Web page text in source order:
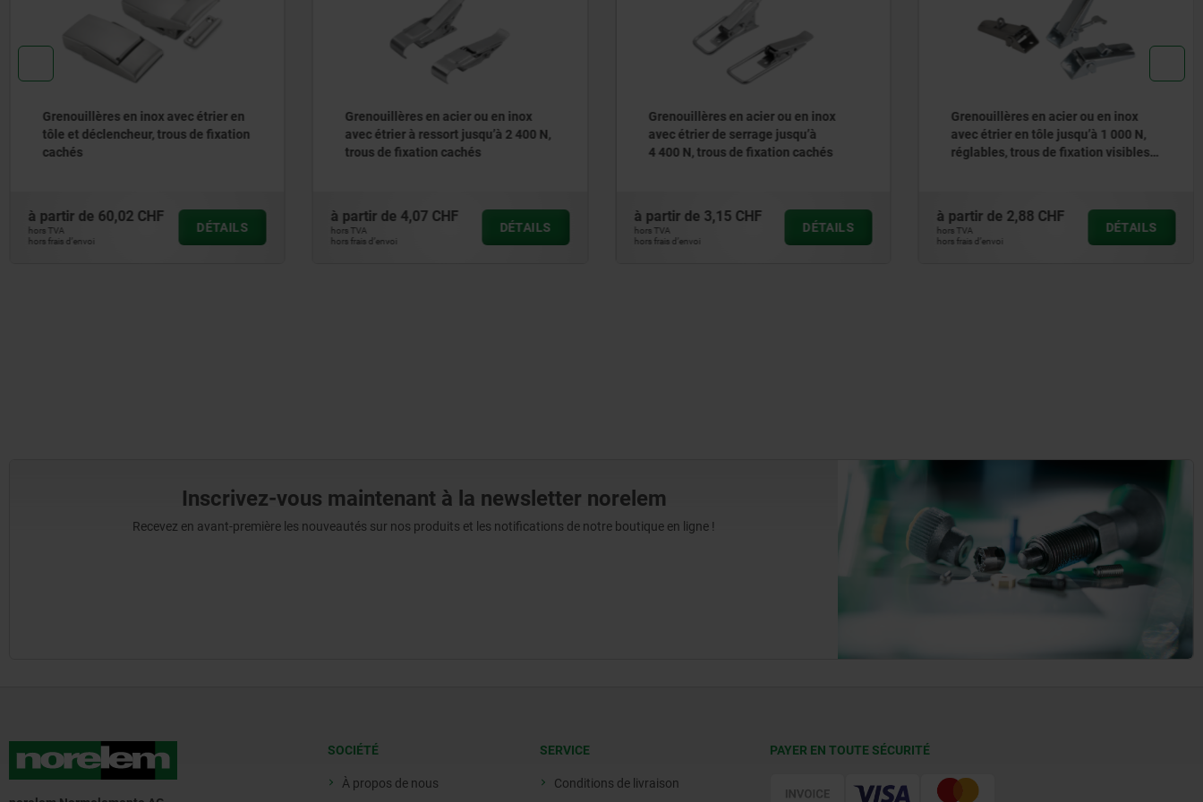
Grenouillères en inox avec étrier en
tôle et déclencheur, trous de fixation
cachés
à partir de 60,02 CHF
hors TVA
hors frais d’envoi
DÉTAILS
Grenouillères en acier ou en inox
avec étrier à ressort jusqu’à 2 400 N,
trous de fixation cachés
à partir de 4,07 CHF
hors TVA
hors frais d’envoi
DÉTAILS
Grenouillères en acier ou en inox
avec étrier de serrage jusqu’à
4 400 N, trous de fixation cachés
à partir de 3,15 CHF
hors TVA
hors frais d’envoi
DÉTAILS
Grenouillères en acier ou en inox
avec étrier en tôle jusqu’à 1 000 N,
réglables, trous de fixation visibles,
à partir de 2,88 CHF
hors TVA
hors frais d’envoi
DÉTAILS
Inscrivez-vous maintenant à la newsletter norelem
Recevez en avant-première les nouveautés sur nos produits et les notifications de notre boutique en ligne !
SOCIÉTÉ
À propos de nous
SERVICE
Conditions de livraison
PAYER EN TOUTE SÉCURITÉ